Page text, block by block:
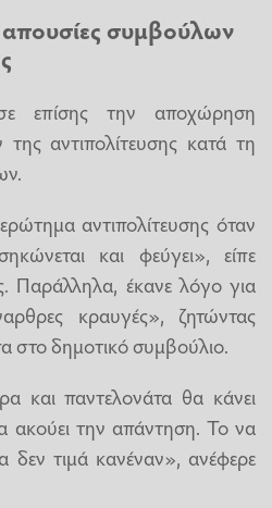
απουσίες συμβούλων
επίσης την αποχώρηση
αντιπολίτευσης κατά τη
αντιπολίτευσης όταν
και φεύγει», είπε
Παράλληλα, έκανε λόγο για
κραυγές», ζητώντας
στο δημοτικό συμβούλιο.
και παντελονάτα θα κάνει
ακούει την απάντηση. Το να
δεν τιμά κανέναν», ανέφερε